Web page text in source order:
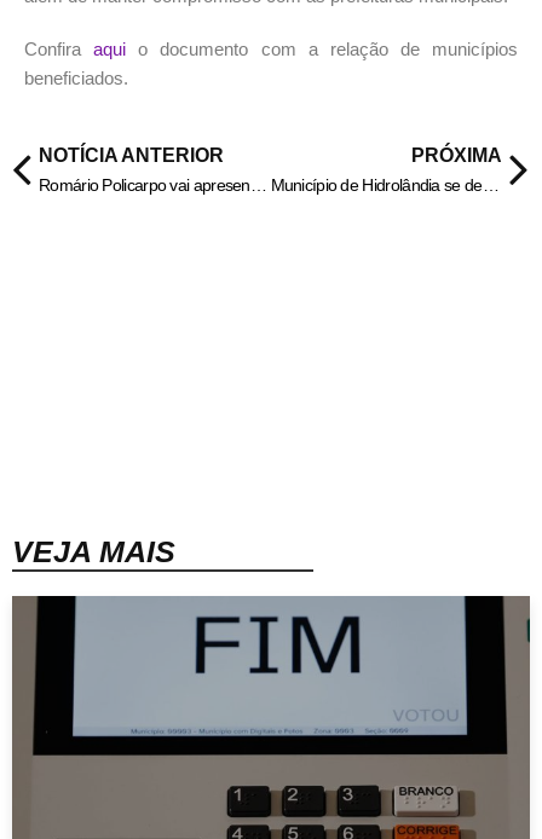
Confiraaqui o documento com a relação de municípios
beneficiados.
NOTÍCIA ANTERIOR PRÓXIMA
Município de Hidrolândia se destaca em meio a crise
VEJA MAIS